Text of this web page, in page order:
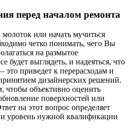
перед началом ремонта
или начать мучиться
четко понимать, чего Вы
на размытое
будет выглядеть, и надеяться, что
это приведет к перерасходам и
дизайнерских решений.
чтобы объективно оценить
поверхностей или
на этот вопрос определяет
уровень нужной квалификации